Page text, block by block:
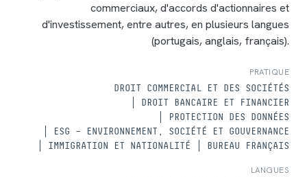
commerciaux, d'accords d'actionnaires et
d'investissement, entre autres, en plusieurs langues
(portugais, anglais, français).
PRATIQUE
DROIT COMMERCIAL ET DES SOCIÉTÉS
DROIT BANCAIRE ET FINANCIER
PROTECTION DES DONNÉES
ESG – ENVIRONNEMENT, SOCIÉTÉ ET GOUVERNANCE
IMMIGRATION ET NATIONALITÉ
BUREAU FRANÇAIS
LANGUES